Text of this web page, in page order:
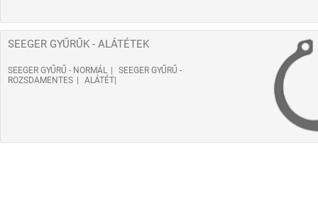
SEEGER GYŰRŰK - ALÁTÉTEK
SEEGER GYŰRŰ - NORMÁL
SEEGER GYŰRŰ -
ROZSDAMENTES
ALÁTÉT